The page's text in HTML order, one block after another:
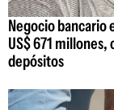
Negocio bancario
US$ 671
depósitos